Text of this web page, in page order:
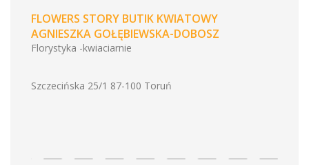
FLOWERS STORY BUTIK KWIATOWY
AGNIESZKA GOŁĘBIEWSKA-DOBOSZ
Florystyka -kwiaciarnie
Szczecińska 25/1 87-100 Toruń